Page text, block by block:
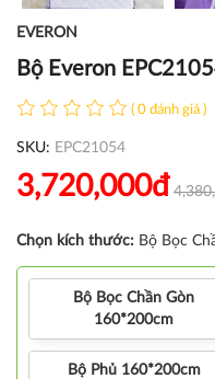
EVERON
Bộ Everon
( 0 đánh giá )
SKU: EPC21054
3,720,000đ
Chọn kích thước: Bộ Bọc
Bộ Bọc Chần Gòn
160*200cm
Bộ Phủ 160*200cm